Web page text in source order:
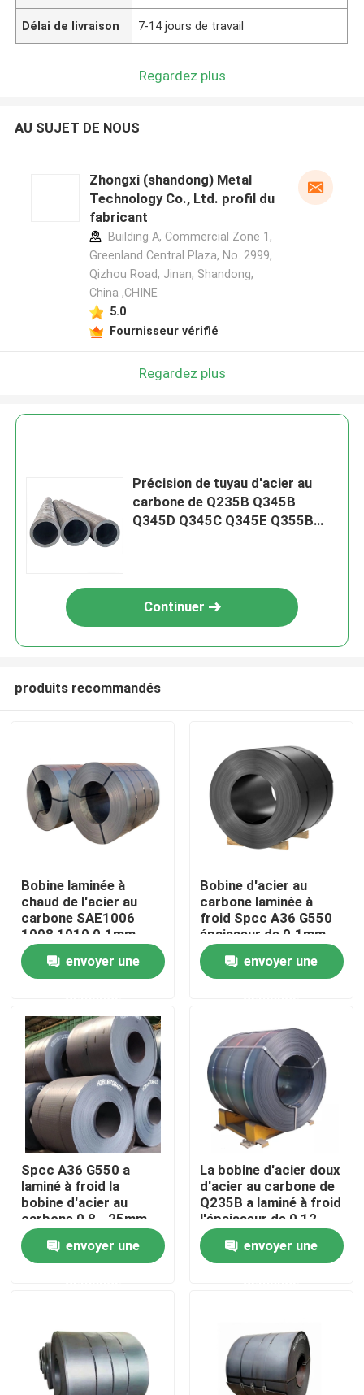
Maison
Produits
Au sujet de nous
Visite d'usine
Contrôle de qualité
Contactez-nous
Demandez une citation
Pièces de chaudière de charbon
plat d'acier au carbone
Délai de livraison 7-14 jours de travail
Regardez plus
AU SUJET DE NOUS
Zhongxi (shandong) Metal
Technology Co., Ltd. profil du
fabricant
Building A, Commercial Zone 1,
Greenland Central Plaza, No. 2999,
Qizhou Road, Jinan, Shandong,
China ,CHINE
5.0
Fournisseur vérifié
Regardez plus
Précision de tuyau d'acier au
carbone de Q235B Q345B
Q345D Q345C Q345E Q355B
Continuer
produits recommandés
Bobine laminée à
chaud de l'acier au
carbone SAE1006
1008 1010 0.1mm -
300mm
envoyer une
Bobine d'acier au
carbone laminée à
froid Spcc A36 G550
épaisseur de 0.1mm -
de 300mm
envoyer une
Spcc A36 G550 a
laminé à froid la
bobine d'acier au
carbone 0,8 - 25mm
envoyer une
La bobine d'acier doux
d'acier au carbone de
Q235B a laminé à froid
l'épaisseur de 0,12 -
de 4mm
envoyer une